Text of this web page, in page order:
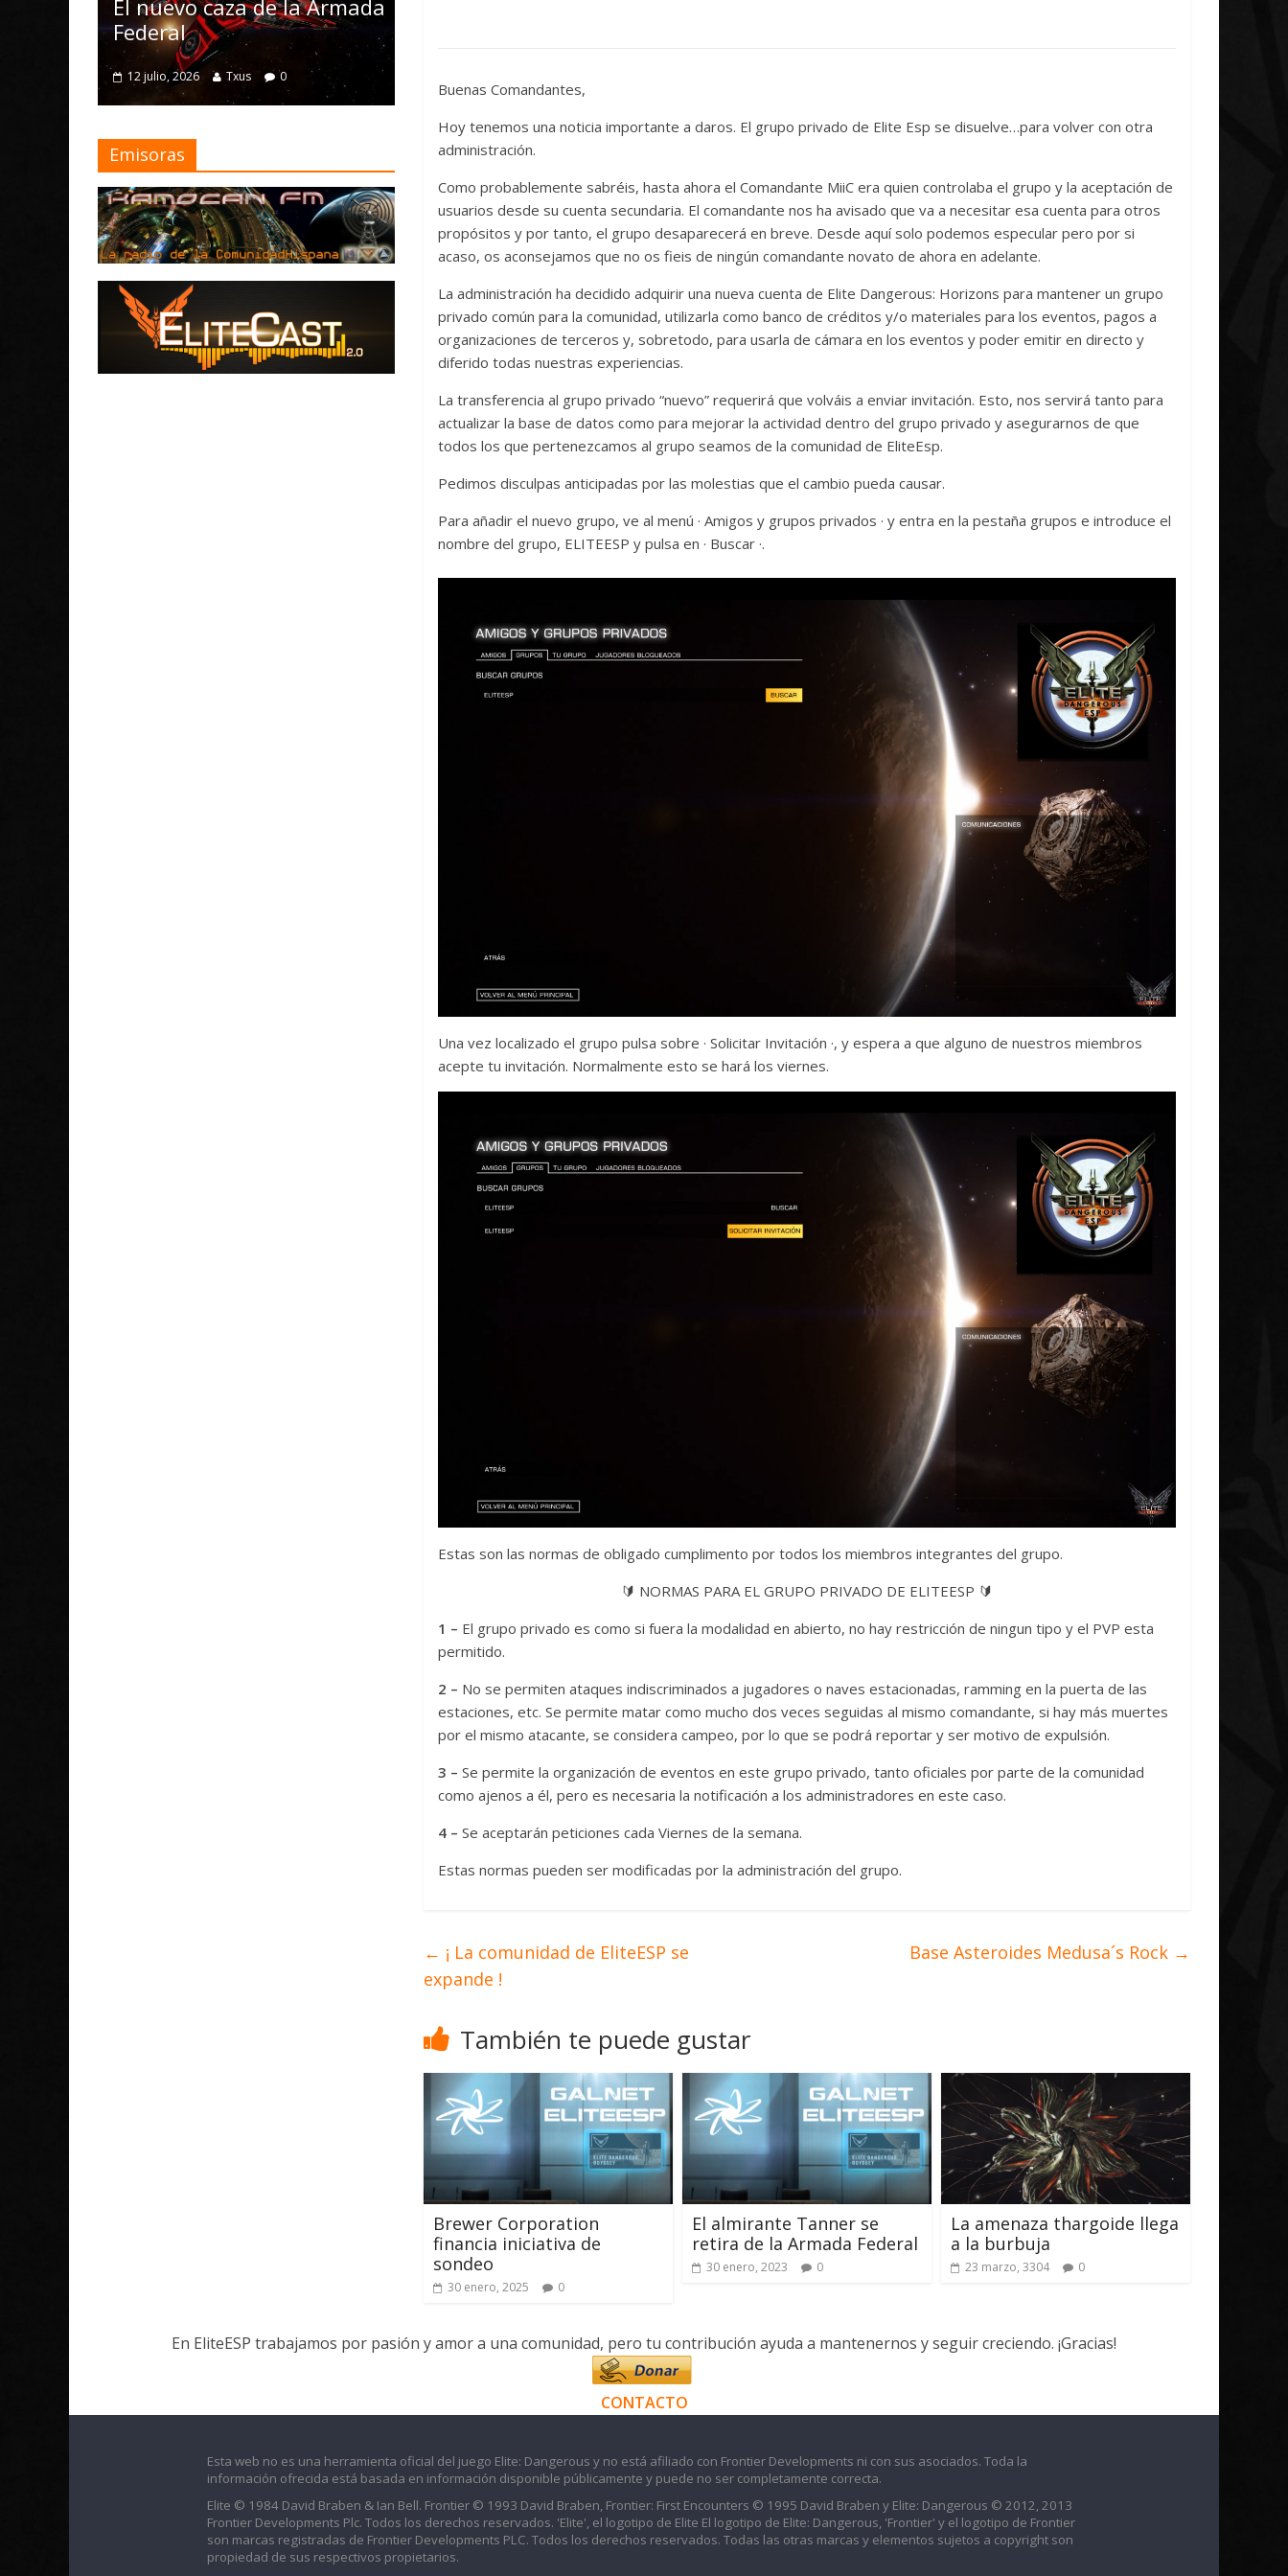
Buenas Comandantes,
Hoy tenemos una noticia importante a daros. El grupo privado de Elite Esp se disuelve…para volver con otra
administración.
Como probablemente sabréis, hasta ahora el Comandante MiiC era quien controlaba el grupo y la aceptación de
usuarios desde su cuenta secundaria. El comandante nos ha avisado que va a necesitar esa cuenta para otros
propósitos y por tanto, el grupo desaparecerá en breve. Desde aquí solo podemos especular pero por si
acaso, os aconsejamos que no os fieis de ningún comandante novato de ahora en adelante.
La administración ha decidido adquirir una nueva cuenta de Elite Dangerous: Horizons para mantener un grupo
privado común para la comunidad, utilizarla como banco de créditos y/o materiales para los eventos, pagos a
organizaciones de terceros y, sobretodo, para usarla de cámara en los eventos y poder emitir en directo y
diferido todas nuestras experiencias.
La transferencia al grupo privado “nuevo” requerirá que volváis a enviar invitación. Esto, nos servirá tanto para
actualizar la base de datos como para mejorar la actividad dentro del grupo privado y asegurarnos de que
todos los que pertenezcamos al grupo seamos de la comunidad de EliteEsp.
Pedimos disculpas anticipadas por las molestias que el cambio pueda causar.
Para añadir el nuevo grupo, ve al menú · Amigos y grupos privados · y entra en la pestaña grupos e introduce el
nombre del grupo, ELITEESP y pulsa en · Buscar ·.
Una vez localizado el grupo pulsa sobre · Solicitar Invitación ·, y espera a que alguno de nuestros miembros
acepte tu invitación. Normalmente esto se hará los viernes.
Estas son las normas de obligado cumplimento por todos los miembros integrantes del grupo.
🔰 NORMAS PARA EL GRUPO PRIVADO DE ELITEESP 🔰
1 – El grupo privado es como si fuera la modalidad en abierto, no hay restricción de ningun tipo y el PVP esta
permitido.
2 – No se permiten ataques indiscriminados a jugadores o naves estacionadas, ramming en la puerta de las
estaciones, etc. Se permite matar como mucho dos veces seguidas al mismo comandante, si hay más muertes
por el mismo atacante, se considera campeo, por lo que se podrá reportar y ser motivo de expulsión.
3 – Se permite la organización de eventos en este grupo privado, tanto oficiales por parte de la comunidad
como ajenos a él, pero es necesaria la notificación a los administradores en este caso.
4 – Se aceptarán peticiones cada Viernes de la semana.
Estas normas pueden ser modificadas por la administración del grupo.
← ¡ La comunidad de EliteESP se
expande !
Base Asteroides Medusa´s Rock →
También te puede gustar
Brewer Corporation
financia iniciativa de
sondeo
30 enero, 2025 0
El almirante Tanner se
retira de la Armada Federal
30 enero, 2023 0
La amenaza thargoide llega
a la burbuja
23 marzo, 3304 0
mejoras
4 julio, 2026 Txus 0
Emisoras
En EliteESP trabajamos por pasión y amor a una comunidad, pero tu contribución ayuda a mantenernos y seguir creciendo. ¡Gracias!
CONTACTO
Esta web no es una herramienta oficial del juego Elite: Dangerous y no está afiliado con Frontier Developments ni con sus asociados. Toda la
información ofrecida está basada en información disponible públicamente y puede no ser completamente correcta.
Elite © 1984 David Braben & Ian Bell. Frontier © 1993 David Braben, Frontier: First Encounters © 1995 David Braben y Elite: Dangerous © 2012, 2013
Frontier Developments Plc. Todos los derechos reservados. 'Elite', el logotipo de Elite El logotipo de Elite: Dangerous, 'Frontier' y el logotipo de Frontier
son marcas registradas de Frontier Developments PLC. Todos los derechos reservados. Todas las otras marcas y elementos sujetos a copyright son
propiedad de sus respectivos propietarios.